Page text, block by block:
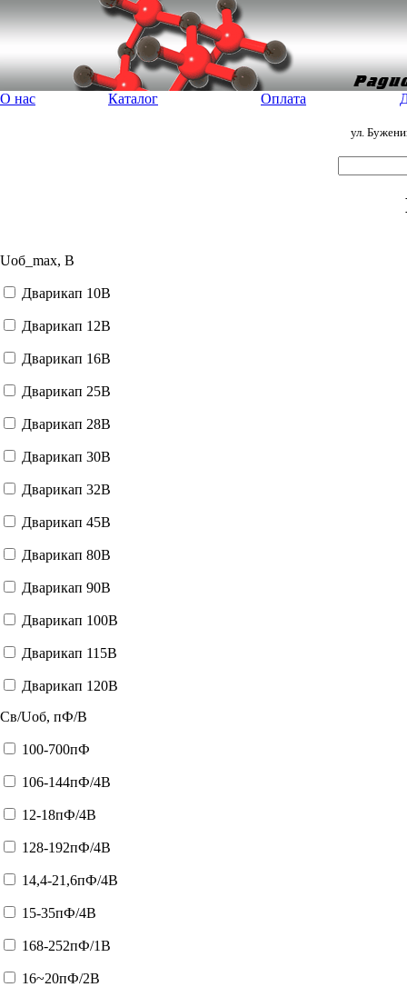
О нас Каталог Оплата
ул.
Uoб_max, В
Дварикап 10В
Дварикап 12В
Дварикап 16В
Дварикап 25В
Дварикап 28В
Дварикап 30В
Дварикап 32В
Дварикап 45В
Дварикап 80В
Дварикап 90В
Дварикап 100В
Дварикап 115В
Дварикап 120В
Cв/Uоб, пФ/В
100-700пФ
106-144пФ/4В
12-18пФ/4В
128-192пФ/4В
14,4-21,6пФ/4В
15-35пФ/4В
168-252пФ/1В
16~20пФ/2В